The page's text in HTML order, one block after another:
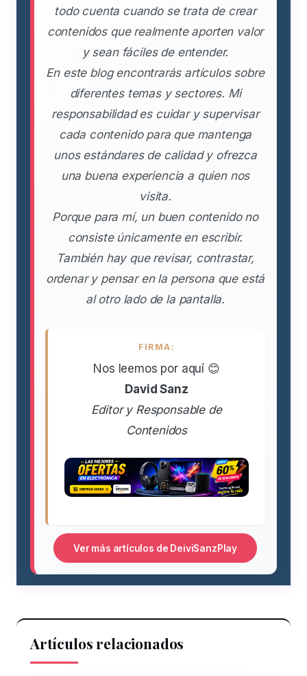
todo cuenta cuando se trata de crear
contenidos que realmente aporten valor
y sean fáciles de entender.
En este blog encontrarás artículos sobre
diferentes temas y sectores. Mi
responsabilidad es cuidar y supervisar
cada contenido para que mantenga
unos estándares de calidad y ofrezca
una buena experiencia a quien nos
visita.
Porque para mí, un buen contenido no
consiste únicamente en escribir.
También hay que revisar, contrastar,
ordenar y pensar en la persona que está
al otro lado de la pantalla.
FIRMA:
Nos leemos por aquí 😊
David Sanz
Editor y Responsable de
Contenidos
Ver más artículos de DeiviSanzPlay
Artículos relacionados